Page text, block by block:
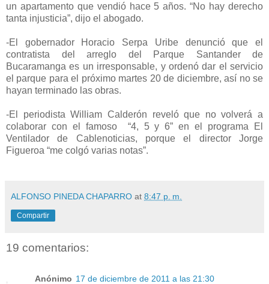
un apartamento que vendió hace 5 años. “No hay derecho
tanta injusticia”, dijo el abogado.
-El gobernador Horacio Serpa Uribe denunció que el
contratista del arreglo del Parque Santander de
Bucaramanga es un irresponsable, y ordenó dar el servicio
el parque para el próximo martes 20 de diciembre, así no se
hayan terminado las obras.
-El periodista William Calderón reveló que no volverá a
colaborar con el famoso “4, 5 y 6” en el programa El
Ventilador de Cablenoticias, porque el director Jorge
Figueroa “me colgó varias notas”.
ALFONSO PINEDA CHAPARRO at 8:47 p. m.
Compartir
19 comentarios:
Anónimo 17 de diciembre de 2011 a las 21:30